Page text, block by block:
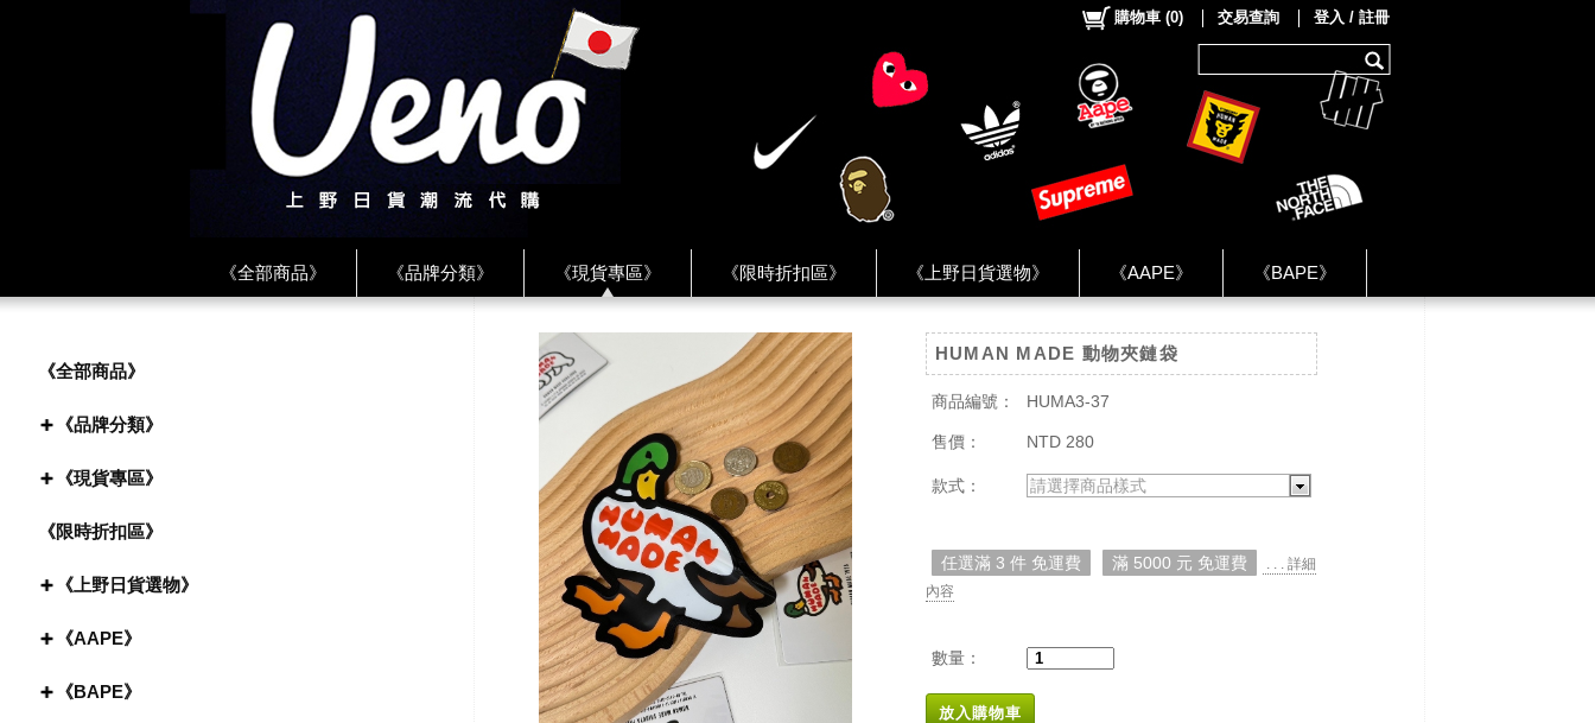
《全部商品》 《品牌分類》 《現貨專區》 《限時折扣區》 《上野日貨選物》 《AAPE》 《BAPE》
★ LINE 客服 ★ ★ Instagram ★ ★ Facebook ★ ★ Facebook Group ★
購物車 (0) 交易查詢 登入 / 註冊
《全部商品》
《品牌分類》
《現貨專區》
《限時折扣區》
《上野日貨選物》
《AAPE》
《BAPE》
HUMAN MADE 動物夾鏈袋
商品編號： HUMA3-37
售價： NTD 280
款式： 請選擇商品樣式
任選滿 3 件 免運費 滿 5000 元 免運費
. . . 詳細
內容
數量：
放入購物車